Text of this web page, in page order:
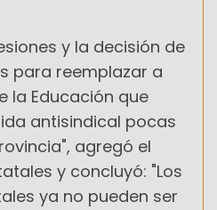
y la decisión de
para reemplazar a
la Educación que
antisindical pocas
agregó el
y concluyó: "Los
ya no pueden ser